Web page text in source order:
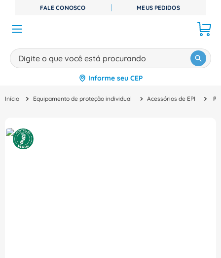
FALE CONOSCO MEUS PEDIDOS
Digite o que você está procurando
Informe seu CEP
Equipamento de proteção individual Acessórios de EPI
TERMOS MAIS BUSCADOS
º disjuntor
3º